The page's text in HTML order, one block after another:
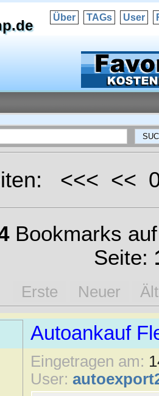
Über TAGs User
<<< <<
Bookmarks
Seite:
Erste Neuer
Autoankauf
Eingetragen am:
User: